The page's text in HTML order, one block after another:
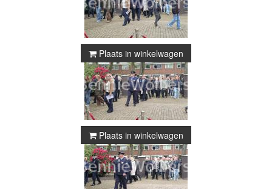
Plaats in winkelwagen
Plaats in winkelwagen